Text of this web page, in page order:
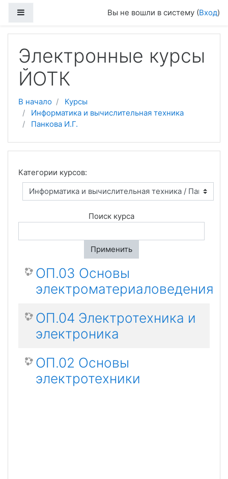
Вы не вошли в систему (Вход)
Электронные курсы
ЙОТК
В начало
Курсы
Информатика и вычислительная техника
Панкова И.Г.
Категории курсов:
Поиск курса
Применить
ОП.03 Основы
электроматериаловедения
ОП.04 Электротехника и
электроника
ОП.02 Основы
электротехники